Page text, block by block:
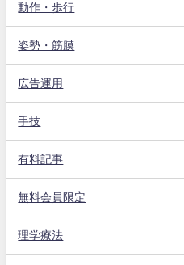
動作・歩行
姿勢・筋膜
広告運用
手技
有料記事
無料会員限定
理学療法